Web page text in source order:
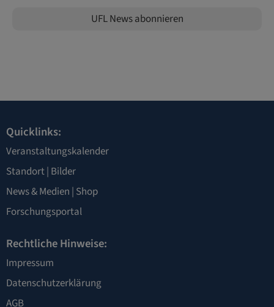
UFL News abonnieren
Quicklinks:
Veranstaltungskalender
Standort| Bilder
News & Medien | Shop
Forschungsportal
Rechtliche Hinweise:
Impressum
Datenschutzerklärung
AGB